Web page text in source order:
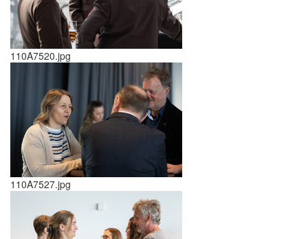
110A7520.jpg
110A7527.jpg